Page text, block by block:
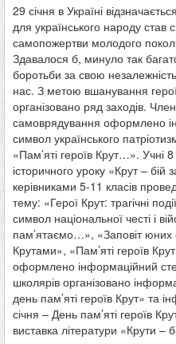
29 січня в Україні
для українського народу став
самопожертви молодого
Здавалося б, минуло так
боротьби за свою
нас. З метою вшанування
організовано ряд заходів.
самоврядування оформлено
символ українського
«Пам’яті героїв Крут…». Учні
історичного уроку «Крут –
керівниками 5-11 класів
тему: «Герої Крут: трагічні
символ національної честі і
пам’ятаємо…», «Заповіт юних
Крутами», «Пам’яті героїв
оформлено інформаційний
школярів організовано
день пам’яті героїв Крут» та
січня – День пам’яті героїв
виставка літератури «Крути –